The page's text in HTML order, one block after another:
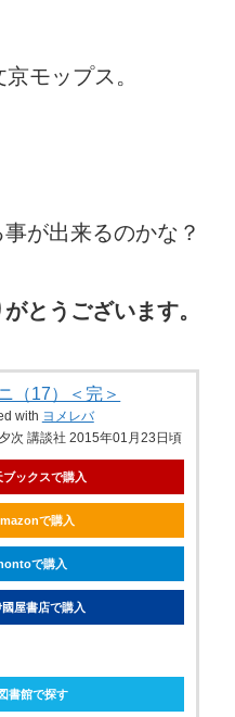
モップス。
が出来るのかな？
とうございます。
（17）＜完＞
with ヨメレバ
次 講談社 2015年01月23日頃
ブックスで購入
で購入
で購入
屋書店で購入
図書館で探す